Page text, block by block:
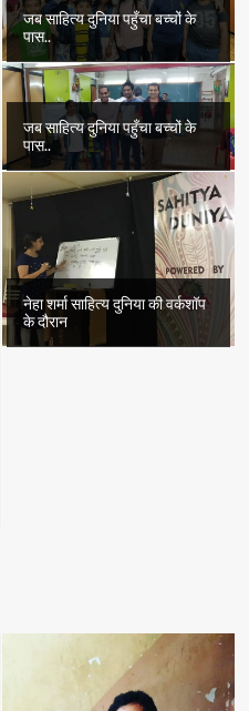
जब साहित्य दुनिया पहुँचा बच्चों के
पास..
जब साहित्य दुनिया पहुँचा बच्चों के
पास..
नेहा शर्मा साहित्य दुनिया की वर्कशॉप
के दौरान